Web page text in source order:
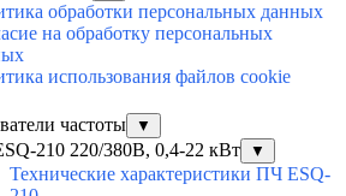
обработки персональных данных
на обработку персональных
использования файлов cookie
частоты ▼
210 220/380В, 0,4-22 кВт ▼
Технические характеристики ПЧ ESQ-